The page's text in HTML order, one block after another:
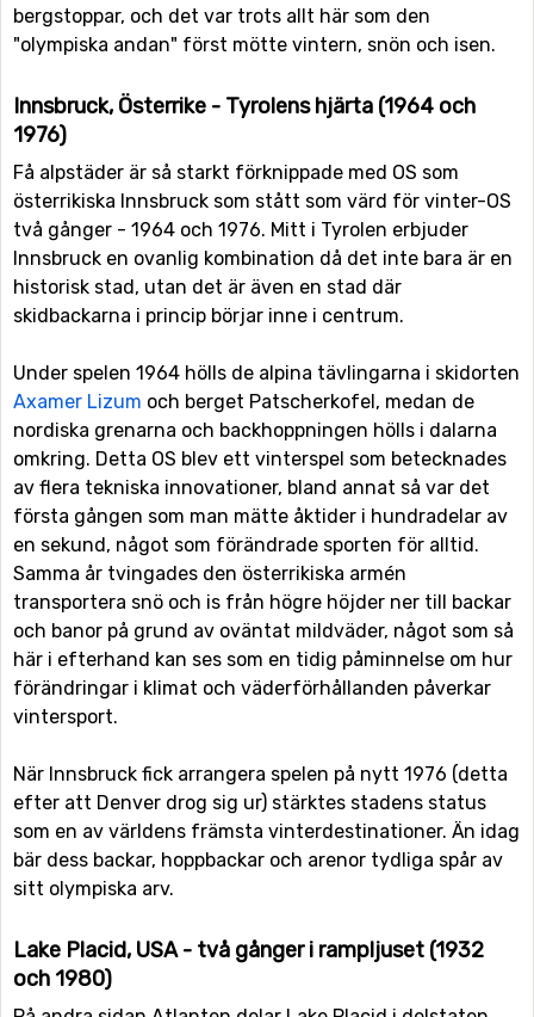
bergstoppar, och det var trots allt här som den
"olympiska andan" först mötte vintern, snön och isen.
Innsbruck, Österrike - Tyrolens hjärta (1964 och
1976)
Få alpstäder är så starkt förknippade med OS som
österrikiska Innsbruck som stått som värd för vinter-OS
två gånger - 1964 och 1976. Mitt i Tyrolen erbjuder
Innsbruck en ovanlig kombination då det inte bara är en
historisk stad, utan det är även en stad där
skidbackarna i princip börjar inne i centrum.
Under spelen 1964 hölls de alpina tävlingarna i skidorten
Axamer Lizum och berget Patscherkofel, medan de
nordiska grenarna och backhoppningen hölls i dalarna
omkring. Detta OS blev ett vinterspel som betecknades
av flera tekniska innovationer, bland annat så var det
första gången som man mätte åktider i hundradelar av
en sekund, något som förändrade sporten för alltid.
Samma år tvingades den österrikiska armén
transportera snö och is från högre höjder ner till backar
och banor på grund av oväntat mildväder, något som så
här i efterhand kan ses som en tidig påminnelse om hur
förändringar i klimat och väderförhållanden påverkar
vintersport.
När Innsbruck fick arrangera spelen på nytt 1976 (detta
efter att Denver drog sig ur) stärktes stadens status
som en av världens främsta vinterdestinationer. Än idag
bär dess backar, hoppbackar och arenor tydliga spår av
sitt olympiska arv.
Lake Placid, USA - två gånger i rampljuset (1932
och 1980)